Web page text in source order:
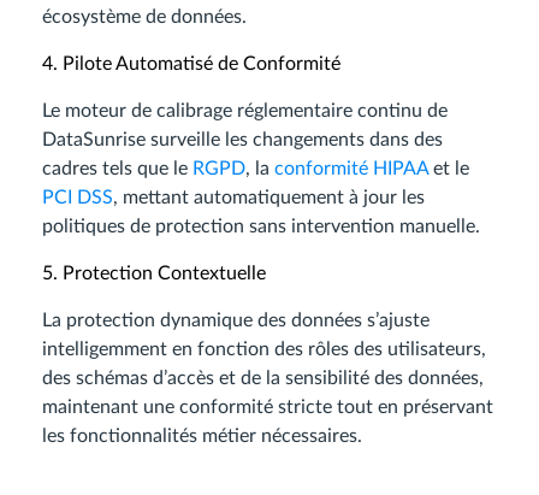
écosystème de données.
4. Pilote Automatisé de Conformité
Le moteur de calibrage réglementaire continu de
DataSunrise surveille les changements dans des
cadres tels que le RGPD, la conformité HIPAAet le
PCI DSS, mettant automatiquement à jour les
politiques de protection sans intervention manuelle.
5. Protection Contextuelle
La protection dynamique des données s’ajuste
intelligemment en fonction des rôles des utilisateurs,
des schémas d’accès et de la sensibilité des données,
maintenant une conformité stricte tout en préservant
les fonctionnalités métier nécessaires.